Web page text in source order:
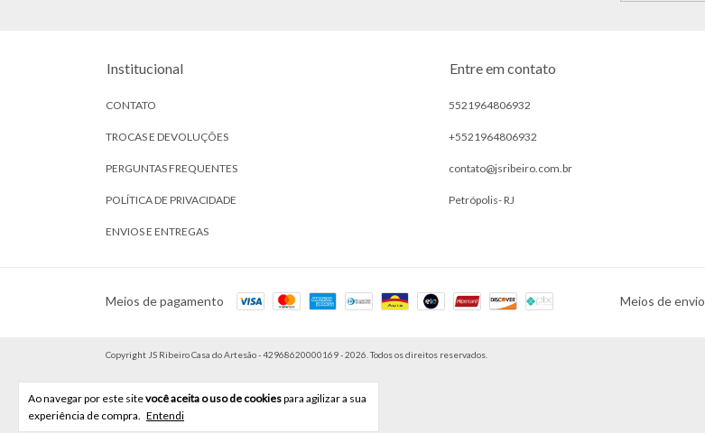
Ao navegar por este sitevocê aceita o uso de cookiespara agilizar a sua
experiência de compra. Entendi
Institucional
CONTATO
TROCAS E DEVOLUÇÕES
PERGUNTAS FREQUENTES
POLÍTICA DE PRIVACIDADE
ENVIOS E ENTREGAS
Entre em contato
5521964806932
+5521964806932
contato@jsribeiro.com.br
Petrópolis- RJ
Meios de pagamento Meios de envio
Copyright JS Ribeiro Casa do Artesão - 42968620000169 - 2026. Todos os direitos reservados.